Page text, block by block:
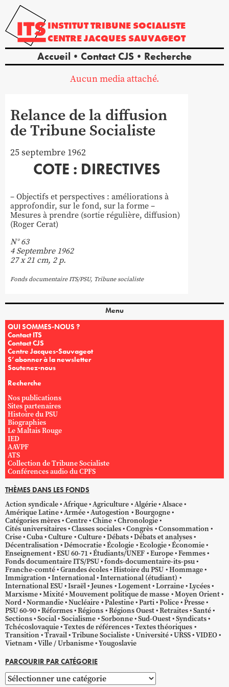
INSTITUTTRIBUNE SOCIALISTE
CENTREJACQUES SAUVAGEOT
Accueil Contact CJS Recherche
Relance de la diffusion
de Tribune Socialiste
25 septembre 1962
COTE : DIRECTIVES
– Objectifs et perspectives : améliorations à
approfondir, sur le fond, sur la forme –
Mesures à prendre (sortie régulière, diffusion)
(Roger Cerat)
N° 63
4 Septembre 1962
27 x 21 cm, 2 p.
Fonds documentaire ITS/PSU, Tribune socialiste
Aucun media attaché.
Menu
QUI SOMMES-NOUS ?
Contact ITS
Contact CJS
Centre Jacques-Sauvageot
S’abonner à la newsletter
Soutenez-nous
Recherche
Nos publications
Sites partenaires
Histoire du PSU
Biographies
Le Maltais Rouge
IED
AAVPF
ATS
Collection de Tribune Socialiste
Conférences audio du CPFS
THÈMES DANS LES FONDS
Action syndicale Afrique Agriculture Algérie Alsace
Amérique Latine Armée Autogestion
Bourgogne
Catégories mères Centre Chine Chronologie
Cités universitaires Classes sociales Congrès Consommation
Crise Cuba Culture Culture Débats Débats et analyses
Décentralisation Démocratie Écologie Ecologie Économie
Enseignement ESU 60-71 Étudiants/UNEF Europe Femmes
Fonds documentaire ITS/PSU fonds-documentaire-its-psu
Franche-comté Grandes écoles Histoire du PSU Hommage
Immigration International International (étudiant)
International ESU Israël Jeunes Logement Lorraine Lycées
Marxisme Mixité Mouvement politique de masse Moyen Orient
Nord Normandie Nucléaire Palestine Parti Police Presse
PSU 60-90 Réformes Régions Régions Ouest Retraites Santé
Sections Social Socialisme Sorbonne Sud-Ouest Syndicats
Tchécoslovaquie Textes de références Textes théoriques
Transition Travail Tribune Socialiste Université URSS VIDEO
Vietnam Ville / Urbanisme Yougoslavie
PARCOURIR PAR CATÉGORIE
Parcourir